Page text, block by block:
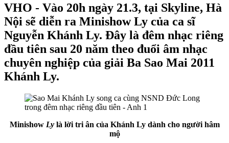
VHO - Vào 20h ngày 21.3, tại Skyline, Hà
Nội sẽ diễn ra Minishow Ly của ca sĩ
Nguyễn Khánh Ly. Đây là đêm nhạc riêng
đầu tiên sau 20 năm theo đuổi âm nhạc
chuyên nghiệp của giải Ba Sao Mai 2011
Khánh Ly.
Minishow Lylà lời tri ân của Khánh Ly dành cho người hâm
mộ